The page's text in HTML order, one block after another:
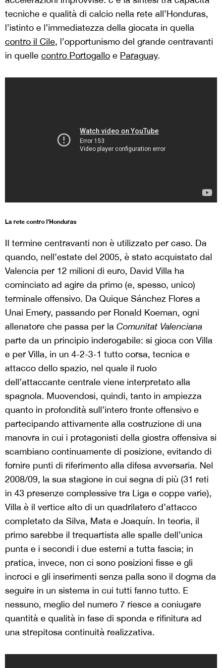
tecniche e qualità di calcio nella rete all’Honduras,
l’istinto e l’immediatezza della giocata in quella
contro il Cile, l’opportunismo del grande centravanti
in quelle contro Portogallo e Paraguay.
La rete contro l’Honduras
Il termine centravanti non è utilizzato per caso. Da
quando, nell’estate del 2005, è stato acquistato dal
Valencia per 12 milioni di euro, David Villa ha
cominciato ad agire da primo (e, spesso, unico)
terminale offensivo. Da Quique Sánchez Flores a
Unai Emery, passando per Ronald Koeman, ogni
allenatore che passa per la Comunitat Valenciana
parte da un principio inderogabile: si gioca con Villa
e per Villa, in un 4-2-3-1 tutto corsa, tecnica e
attacco dello spazio, nel quale il ruolo
dell’attaccante centrale viene interpretato alla
spagnola. Muovendosi, quindi, tanto in ampiezza
quanto in profondità sull’intero fronte offensivo e
partecipando attivamente alla costruzione di una
manovra in cui i protagonisti della giostra offensiva si
scambiano continuamente di posizione, evitando di
fornire punti di riferimento alla difesa avversaria. Nel
2008/09, la sua stagione in cui segna di più (31 reti
in 43 presenze complessive tra Liga e coppe varie),
Villa è il vertice alto di un quadrilatero d’attacco
completato da Silva, Mata e Joaquín. In teoria, il
primo sarebbe il trequartista alle spalle dell’unica
punta e i secondi i due esterni a tutta fascia; in
pratica, invece, non ci sono posizioni fisse e gli
incroci e gli inserimenti senza palla sono il dogma da
seguire in un sistema in cui tutti fanno tutto. E
nessuno, meglio del numero 7 riesce a coniugare
quantità e qualità in fase di sponda e rifinitura ad
una strepitosa continuità realizzativa.